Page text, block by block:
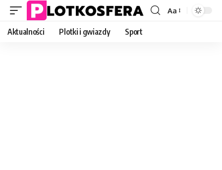
Font
Aa
Aktualności Plotki i gwiazdy Sport